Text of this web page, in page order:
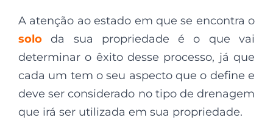
A atenção ao estado em que se encontra o
solo
da sua propriedade é o que vai
determinar o êxito desse processo, já que
cada um tem o seu aspecto que o define e
deve ser considerado no tipo de drenagem
que irá ser utilizada em sua propriedade.